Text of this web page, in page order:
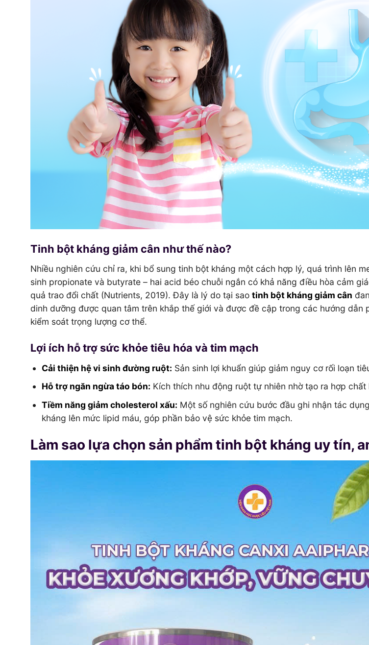
Tinh bột kháng giảm cân như thế nào?
Nhiều nghiên cứu chỉ ra, khi bổ sung tinh bột kháng một cách hợp lý, quá trình lên
sinh propionate và butyrate – hai acid béo chuỗi ngắn có khả năng điều hòa cảm
quả trao đổi chất (Nutrients, 2019). Đây là lý do tại sao tinh bột kháng giảm cân
dinh dưỡng được quan tâm trên khắp thế giới và được đề cập trong các hướng dẫn
kiểm soát trọng lượng cơ thể.
Lợi ích hỗ trợ sức khỏe tiêu hóa và tim mạch
Cải thiện hệ vi sinh đường ruột: Sản sinh lợi khuẩn giúp giảm nguy cơ rối loạn
Hỗ trợ ngăn ngừa táo bón: Kích thích nhu động ruột tự nhiên nhờ tạo ra hợp chất
Tiềm năng giảm cholesterol xấu: Một số nghiên cứu bước đầu ghi nhận tác
kháng lên mức lipid máu, góp phần bảo vệ sức khỏe tim mạch.
Làm sao lựa chọn sản phẩm tinh bột kháng uy tín,